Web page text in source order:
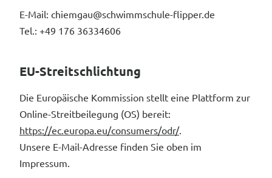
E-Mail: chiemgau@schwimmschule-flipper.de
Tel.: +49 176 36334606
EU-Streitschlichtung
Die Europäische Kommission stellt eine Plattform zur
Online-Streitbeilegung (OS) bereit:
https://ec.europa.eu/consumers/odr/.
Unsere E-Mail-Adresse finden Sie oben im
Impressum.